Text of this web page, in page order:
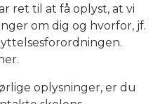
ret til at få oplyst, at vi
om dig og hvorfor, jf.
oplysninger, er du